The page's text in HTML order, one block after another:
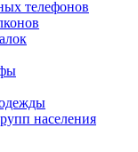
телефонов
населения